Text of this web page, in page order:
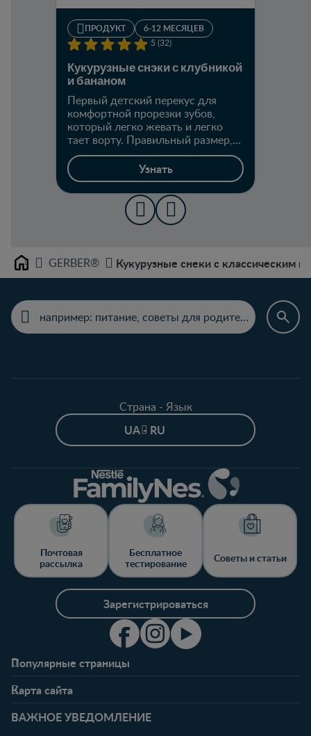
ПРОДУКТ 6-12 МЕСЯЦЕВ
5 (32)
Кукурузные снэки с клубникой
и бананом
Первый детский перекус для
комфортной прорезки зубов,
который легко жевать и легко
тает ворту. Правильный размер,
который можно подобрать
маленькими пальчиками.
Узнать
Home GERBER® Кукурузные снеки с классическим
Страна - Язык
UA - RU
Почтовая
рассылка
Бесплатное
тестирование
Советы и статьи
Зарегистрироваться
Популярные страницы
Часто задаваемые
Личный кабинет
Карта сайта
Статьи
Статьи
ВАЖНОЕ УВЕДОМЛЕНИЕ